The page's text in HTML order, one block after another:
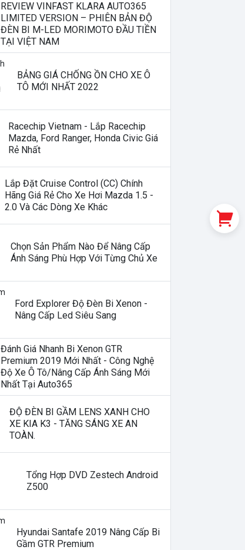
REVIEW VINFAST KLARA AUTO365
LIMITED VERSION – PHIÊN BẢN ĐỘ
ĐÈN BI M-LED MORIMOTO ĐẦU TIỀN
TẠI VIỆT NAM
BẢNG GIÁ CHỐNG ỒN CHO XE Ô
TÔ MỚI NHẤT 2022
Racechip Vietnam - Lắp Racechip
Mazda, Ford Ranger, Honda Civic Giá
Rẻ Nhất
Lắp Đặt Cruise Control (CC) Chính
Hãng Giá Rẻ Cho Xe Hơi Mazda 1.5 -
2.0 Và Các Dòng Xe Khác
Chọn Sản Phẩm Nào Để Nâng Cấp
Ánh Sáng Phù Hợp Với Từng Chủ Xe
Ford Explorer Độ Đèn Bi Xenon -
Nâng Cấp Led Siêu Sang
Đánh Giá Nhanh Bi Xenon GTR
Premium 2019 Mới Nhất - Công Nghệ
Độ Xe Ô Tô/nâng Cấp Ánh Sáng Mới
Nhất Tại Auto365
ĐỘ ĐÈN BI GẦM LENS XANH CHO
XE KIA K3 - TĂNG SÁNG XE AN
TOÀN.
Tổng Hợp DVD Zestech Android
Z500
Hyundai Santafe 2019 Nâng Cấp Bi
Gầm GTR Premium